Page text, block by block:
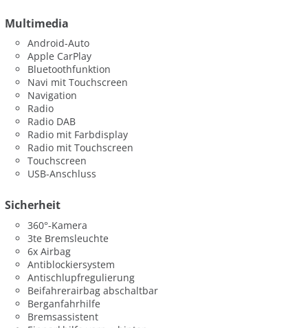
Multimedia
Android-Auto
Apple CarPlay
Bluetoothfunktion
Navi mit Touchscreen
Navigation
Radio
Radio DAB
Radio mit Farbdisplay
Radio mit Touchscreen
Touchscreen
USB-Anschluss
Sicherheit
360°-Kamera
3te Bremsleuchte
6x Airbag
Antiblockiersystem
Antischlupfregulierung
Beifahrerairbag abschaltbar
Berganfahrhilfe
Bremsassistent